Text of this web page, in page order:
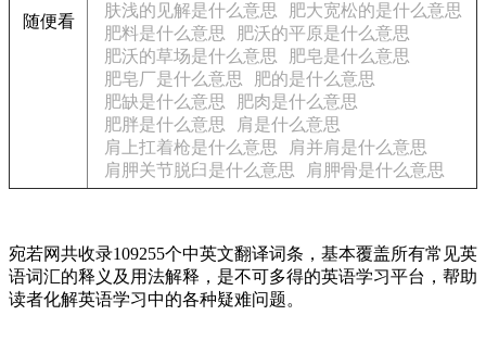
随便看
肤浅的见解是什么意思
肥大宽松的是什么意思
肥料是什么意思
肥沃的平原是什么意思
肥沃的草场是什么意思
肥皂是什么意思
肥皂厂是什么意思
肥的是什么意思
肥缺是什么意思
肥肉是什么意思
肥胖是什么意思
肩是什么意思
肩上扛着枪是什么意思
肩并肩是什么意思
肩胛关节脱臼是什么意思
肩胛骨是什么意思
宛若网共收录109255个中英文翻译词条，基本覆盖所有常见英
语词汇的释义及用法解释，是不可多得的英语学习平台，帮助
读者化解英语学习中的各种疑难问题。